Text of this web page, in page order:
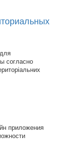
согласно
приложения